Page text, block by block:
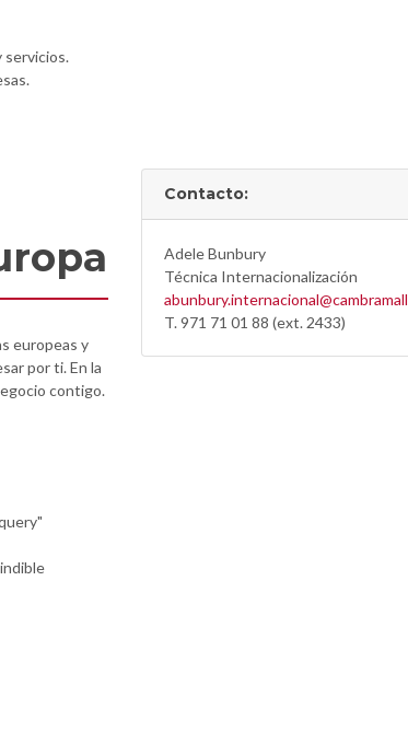
servicios.
europeas y
por ti. En la
contigo.
Contacto:
Adele Bunbury
Técnica Internacionalización
T. 971 71 01 88 (ext. 2433)